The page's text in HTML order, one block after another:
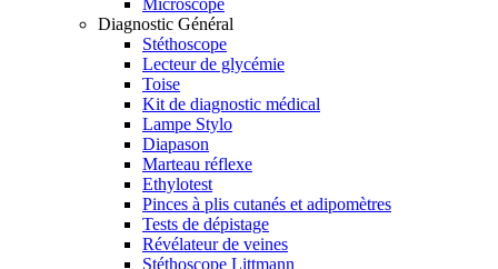
Microscope
Diagnostic Général
Stéthoscope
Lecteur de glycémie
Toise
Kit de diagnostic médical
Lampe Stylo
Diapason
Marteau réflexe
Ethylotest
Pinces à plis cutanés et adipomètres
Tests de dépistage
Révélateur de veines
Stéthoscope Littmann